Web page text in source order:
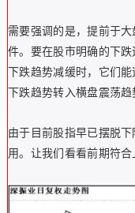
需要强调的是，提前于
件。要在股市明确的下
下跌趋势减缓时，它们
下跌趋势转入横盘震荡
由于目前股指早已摆脱
用。让我们看看前期符合